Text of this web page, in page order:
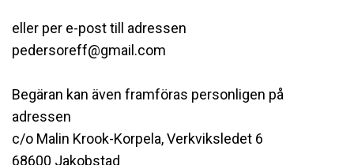
eller per e-post till adressen
pedersoreff@gmail.com
Begäran kan även framföras personligen på
adressen
c/o Malin Krook-Korpela, Verkviksledet 6
68600 Jakobstad